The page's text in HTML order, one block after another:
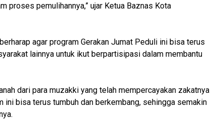
proses pemulihannya,” ujar Ketua Baznas Kota
agar program Gerakan Jumat Peduli ini bisa terus
lainnya untuk ikut berpartisipasi dalam membantu
dari para muzakki yang telah mempercayakan zakatnya
ini bisa terus tumbuh dan berkembang, sehingga semakin